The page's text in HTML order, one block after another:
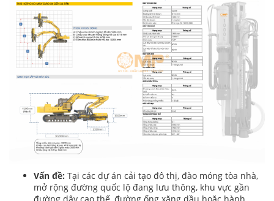
Vấn đề: Tại các dự án cải tạo đô thị, đào móng tòa nhà,
mở rộng đường quốc lộ đang lưu thông, khu vực gần